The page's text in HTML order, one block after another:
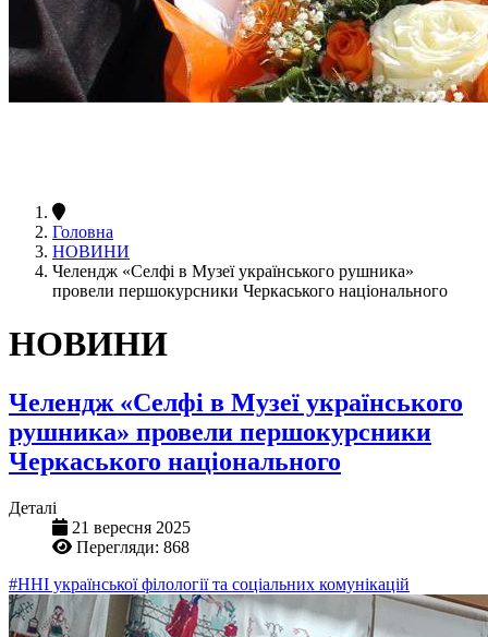
Головна
НОВИНИ
Челендж «Селфі в Музеї українського рушника»
провели першокурсники Черкаського національного
НОВИНИ
Челендж «Селфі в Музеї українського
рушника» провели першокурсники
Черкаського національного
Деталі
21 вересня 2025
Перегляди: 868
#ННІ української філології та соціальних комунікацій